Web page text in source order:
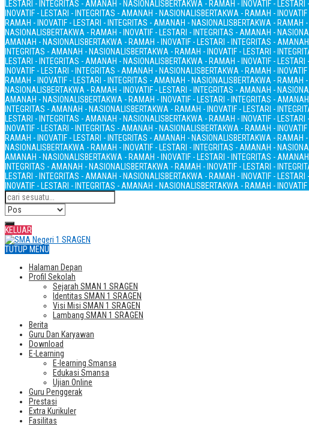
LESTARI - INTEGRITAS - AMANAH - NASIONALISBERTAKWA - RAMAH - INOVATIF -
INOVATIF - LESTARI - INTEGRITAS - AMANAH - NASIONALISBERTAKWA - RAMAH -
RAMAH - INOVATIF - LESTARI - INTEGRITAS - AMANAH - NASIONALISBERTAKWA - RAMAH
NASIONALISBERTAKWA - RAMAH - INOVATIF - LESTARI - INTEGRITAS - AMANAH -
AMANAH - NASIONALISBERTAKWA - RAMAH - INOVATIF - LESTARI - INTEGRITAS -
INTEGRITAS - AMANAH - NASIONALISBERTAKWA - RAMAH - INOVATIF - LESTARI -
LESTARI - INTEGRITAS - AMANAH - NASIONALISBERTAKWA - RAMAH - INOVATIF -
INOVATIF - LESTARI - INTEGRITAS - AMANAH - NASIONALISBERTAKWA - RAMAH -
RAMAH - INOVATIF - LESTARI - INTEGRITAS - AMANAH - NASIONALISBERTAKWA - RAMAH
NASIONALISBERTAKWA - RAMAH - INOVATIF - LESTARI - INTEGRITAS - AMANAH -
AMANAH - NASIONALISBERTAKWA - RAMAH - INOVATIF - LESTARI - INTEGRITAS -
INTEGRITAS - AMANAH - NASIONALISBERTAKWA - RAMAH - INOVATIF - LESTARI -
LESTARI - INTEGRITAS - AMANAH - NASIONALISBERTAKWA - RAMAH - INOVATIF -
INOVATIF - LESTARI - INTEGRITAS - AMANAH - NASIONALISBERTAKWA - RAMAH -
RAMAH - INOVATIF - LESTARI - INTEGRITAS - AMANAH - NASIONALISBERTAKWA - RAMAH
NASIONALISBERTAKWA - RAMAH - INOVATIF - LESTARI - INTEGRITAS - AMANAH -
AMANAH - NASIONALISBERTAKWA - RAMAH - INOVATIF - LESTARI - INTEGRITAS -
INTEGRITAS - AMANAH - NASIONALISBERTAKWA - RAMAH - INOVATIF - LESTARI -
LESTARI - INTEGRITAS - AMANAH - NASIONALISBERTAKWA - RAMAH - INOVATIF -
INOVATIF - LESTARI - INTEGRITAS - AMANAH - NASIONALISBERTAKWA - RAMAH -
KELUAR
TUTUP MENU
Halaman Depan
Profil Sekolah
Sejarah SMAN 1 SRAGEN
Identitas SMAN 1 SRAGEN
Visi Misi SMAN 1 SRAGEN
Lambang SMAN 1 SRAGEN
Berita
Guru Dan Karyawan
Download
E-Learning
E-learning Smansa
Edukasi Smansa
Ujian Online
Guru Penggerak
Prestasi
Extra Kurikuler
Fasilitas